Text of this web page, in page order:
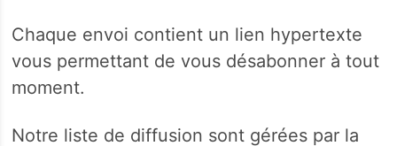
Chaque envoi contient un lien hypertexte
vous permettant de vous désabonner à tout
moment.
Notre liste de diffusion sont gérées par la